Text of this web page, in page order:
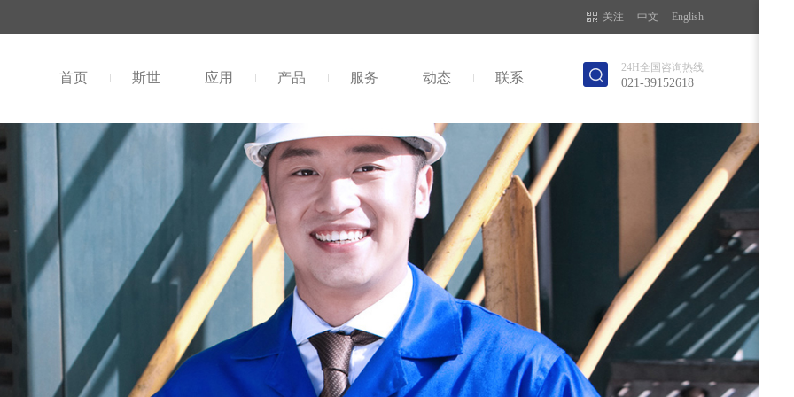
关注 中文 English
首页 斯世 应用 产品 服务 动态 联系
24H全国咨询热线
021-39152618